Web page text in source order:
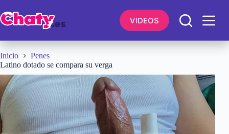
al
contenido
VIDEOS
Inicio
Penes
Latino dotado se compara su verga